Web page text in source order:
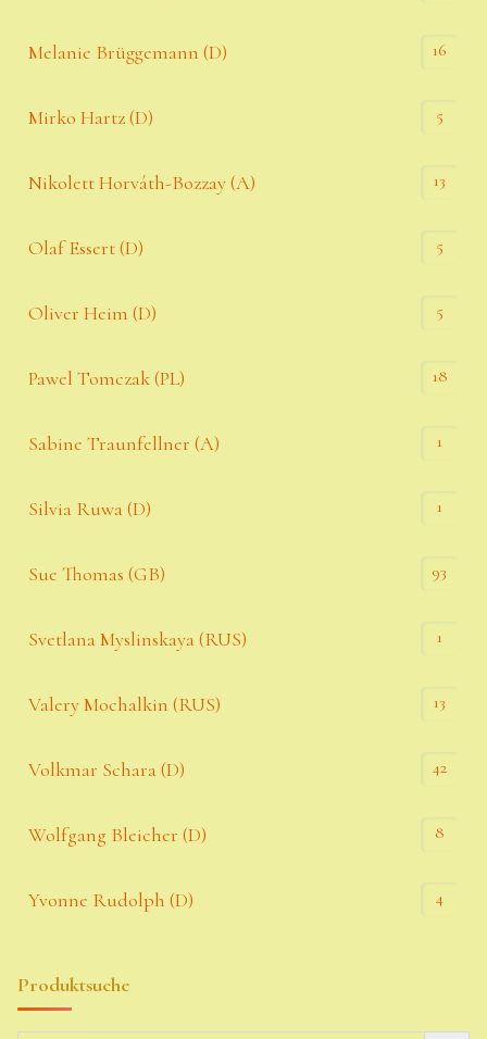
Melanie Brüggemann (D) 16
Mirko Hartz (D) 5
Nikolett Horváth-Bozzay (A) 13
Olaf Essert (D) 5
Oliver Heim (D) 5
Pawel Tomczak (PL) 18
Sabine Traunfellner (A) 1
Silvia Ruwa (D) 1
Sue Thomas (GB) 93
Svetlana Myslinskaya (RUS) 1
Valery Mochalkin (RUS) 13
Volkmar Schara (D) 42
Wolfgang Bleicher (D) 8
Yvonne Rudolph (D) 4
Produktsuche